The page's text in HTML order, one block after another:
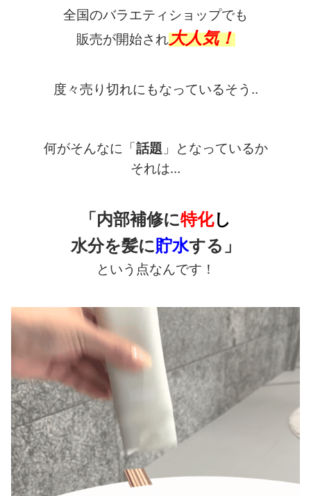
全国のバラエティショップでも
販売が開始され大人気！
度々売り切れにもなっているそう‥
何がそんなに「話題 」となっているか
それは…
「内部補修に特化し
水分を髪に貯水する」
という点なんです！